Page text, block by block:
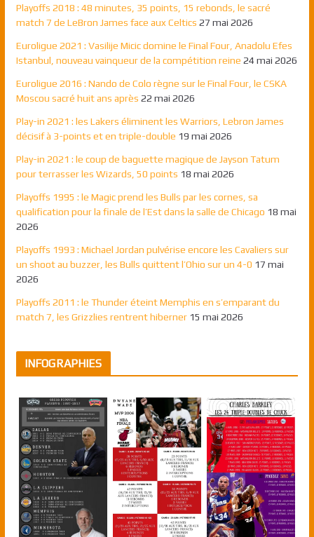
Playoffs 2018 : 48 minutes, 35 points, 15 rebonds, le sacré
match 7 de LeBron James face aux Celtics 27 mai 2026
Euroligue 2021 : Vasilije Micic domine le Final Four, Anadolu Efes
Istanbul, nouveau vainqueur de la compétition reine 24 mai 2026
Euroligue 2016 : Nando de Colo règne sur le Final Four, le CSKA
Moscou sacré huit ans après 22 mai 2026
Play-in 2021 : les Lakers éliminent les Warriors, Lebron James
décisif à 3-points et en triple-double 19 mai 2026
Play-in 2021 : le coup de baguette magique de Jayson Tatum
pour terrasser les Wizards, 50 points 18 mai 2026
Playoffs 1995 : le Magic prend les Bulls par les cornes, sa
qualification pour la finale de l’Est dans la salle de Chicago 18 mai
2026
Playoffs 1993 : Michael Jordan pulvérise encore les Cavaliers sur
un shoot au buzzer, les Bulls quittent l’Ohio sur un 4-0 17 mai
2026
Playoffs 2011 : le Thunder éteint Memphis en s’emparant du
match 7, les Grizzlies rentrent hiberner 15 mai 2026
INFOGRAPHIES